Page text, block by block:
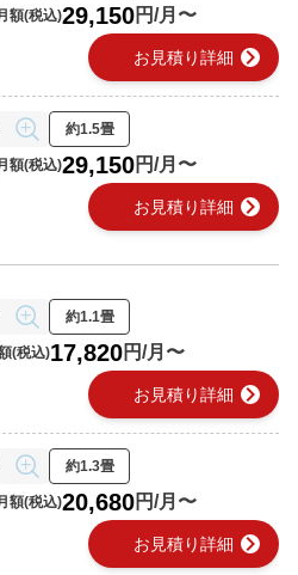
額(税込)29,150円/月〜
お見積り詳細 chevron_right
約1.5畳
額(税込)29,150円/月〜
お見積り詳細 chevron_right
約1.1畳
(税込)17,820円/月〜
お見積り詳細 chevron_right
約1.3畳
額(税込)20,680円/月〜
お見積り詳細 chevron_right